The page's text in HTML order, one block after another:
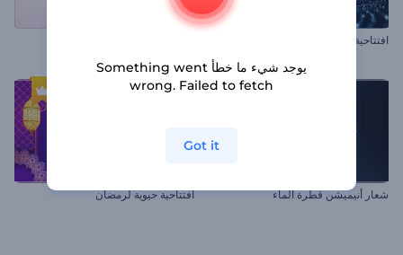
افتتاحية النجوم المشتعلة
شعار أنيميشن قطرة الماء افتتاحية حيوية لرمضان
يوجد شيء ما خطأ Something went
wrong. Failed to fetch
Got it